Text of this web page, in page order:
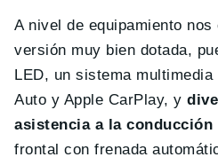
A nivel de equipamiento
versión muy bien dotada,
LED, un sistema
Auto y Apple CarPlay, y
asistencia a la conducción
frontal con frenada